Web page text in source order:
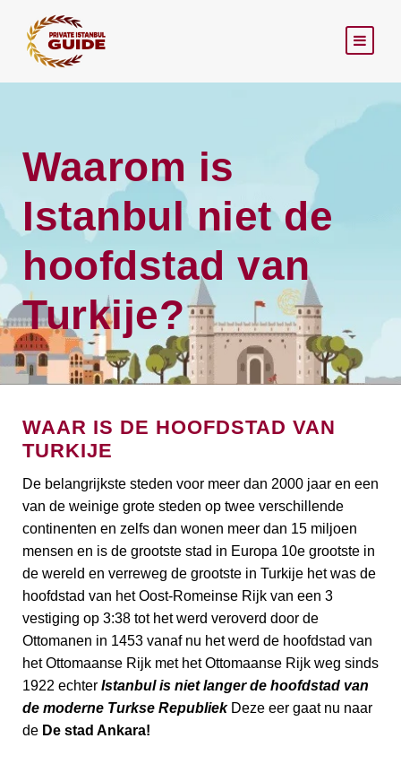
Waarom is
Istanbul niet de
hoofdstad van
Turkije?
WAAR IS DE HOOFDSTAD VAN
TURKIJE
De belangrijkste steden voor meer dan 2000 jaar en een
van de weinige grote steden op twee verschillende
continenten en zelfs dan wonen meer dan 15 miljoen
mensen en is de grootste stad in Europa 10e grootste in
de wereld en verreweg de grootste in Turkije het was de
hoofdstad van het Oost-Romeinse Rijk van een 3
vestiging op 3:38 tot het werd veroverd door de
Ottomanen in 1453 vanaf nu het werd de hoofdstad van
het Ottomaanse Rijk met het Ottomaanse Rijk weg sinds
1922 echter Istanbul is niet langer de hoofdstad van
de moderne Turkse Republiek Deze eer gaat nu naar
de De stad Ankara!